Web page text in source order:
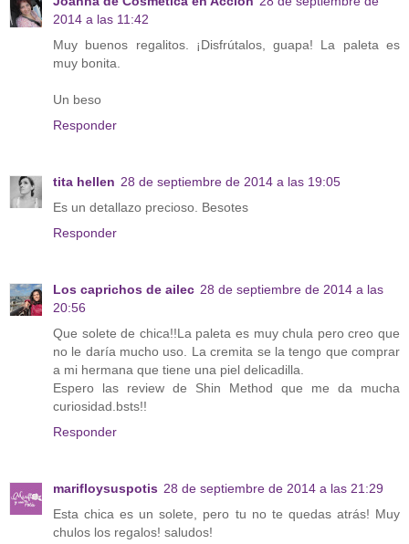
2014 a las 11:42
Muy buenos regalitos. ¡Disfrútalos, guapa! La paleta es
muy bonita.
Un beso
Responder
tita hellen 28 de septiembre de 2014 a las 19:05
Es un detallazo precioso. Besotes
Responder
Los caprichos de ailec 28 de septiembre de 2014 a las
20:56
Que solete de chica!!La paleta es muy chula pero creo que
no le daría mucho uso. La cremita se la tengo que comprar
a mi hermana que tiene una piel delicadilla.
Espero las review de Shin Method que me da mucha
curiosidad.bsts!!
Responder
marifloysuspotis 28 de septiembre de 2014 a las 21:29
Esta chica es un solete, pero tu no te quedas atrás! Muy
chulos los regalos! saludos!